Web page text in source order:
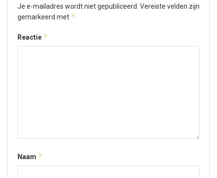
Je e-mailadres wordt niet gepubliceerd. Vereiste velden zijn
gemarkeerd met *
Reactie *
Naam *